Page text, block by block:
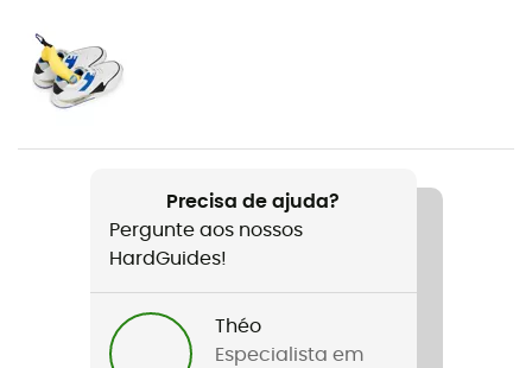
Nome do produto
Glove Proof pour gants
Volume
Precisa de ajuda?
Pergunte aos nossos
HardGuides!
Théo
Especialista em